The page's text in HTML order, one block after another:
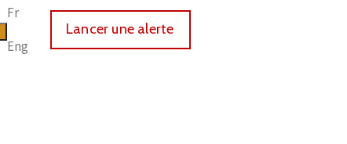
Fr
Eng
Lancer une alerte